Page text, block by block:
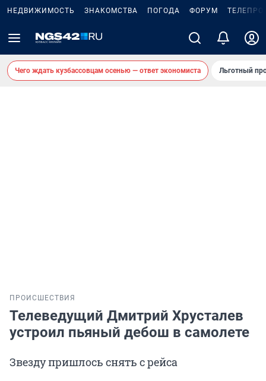
НЕДВИЖИМОСТЬ ЗНАКОМСТВА ПОГОДА ФОРУМ
Чего ждать кузбассовцам осенью — ответ экономиста Льготный
ПРОИСШЕСТВИЯ
Телеведущий Дмитрий Хрусталев
устроил пьяный дебош в самолете
Звезду пришлось снять с рейса